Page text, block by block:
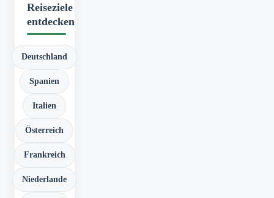
Reiseziele
entdecken
Deutschland
Spanien
Italien
Österreich
Frankreich
Niederlande